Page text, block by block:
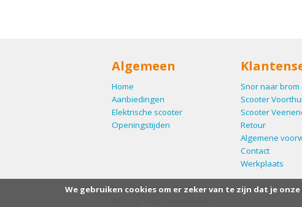
Algemeen
Home
Aanbiedingen
Elektrische scooter
Openingstijden
Snor naar brom
Scooter
Scooter
Retour
Algemene
Contact
Werkplaats
We gebruiken cookies om er zeker van te zijn dat je